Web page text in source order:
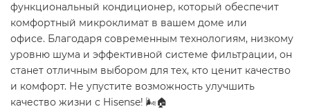
функциональный кондиционер, который обеспечит
комфортный микроклимат в вашем доме или
офисе. Благодаря современным технологиям, низкому
уровню шума и эффективной системе фильтрации, он
станет отличным выбором для тех, кто ценит качество
и комфорт. Не упустите возможность улучшить
качество жизни с Hisense! 🌬️🏠